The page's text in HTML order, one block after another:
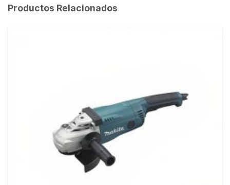
Productos Relacionados